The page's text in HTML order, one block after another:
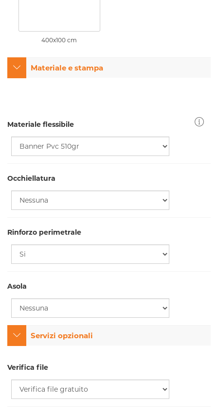
400x100 cm
Materiale e stampa
Materiale flessibile
Occhiellatura
Rinforzo perimetrale
Asola
Servizi opzionali
Verifica file